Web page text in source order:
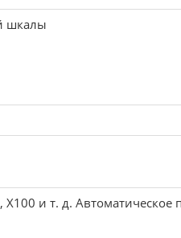
шкалы
X100 и т. д.